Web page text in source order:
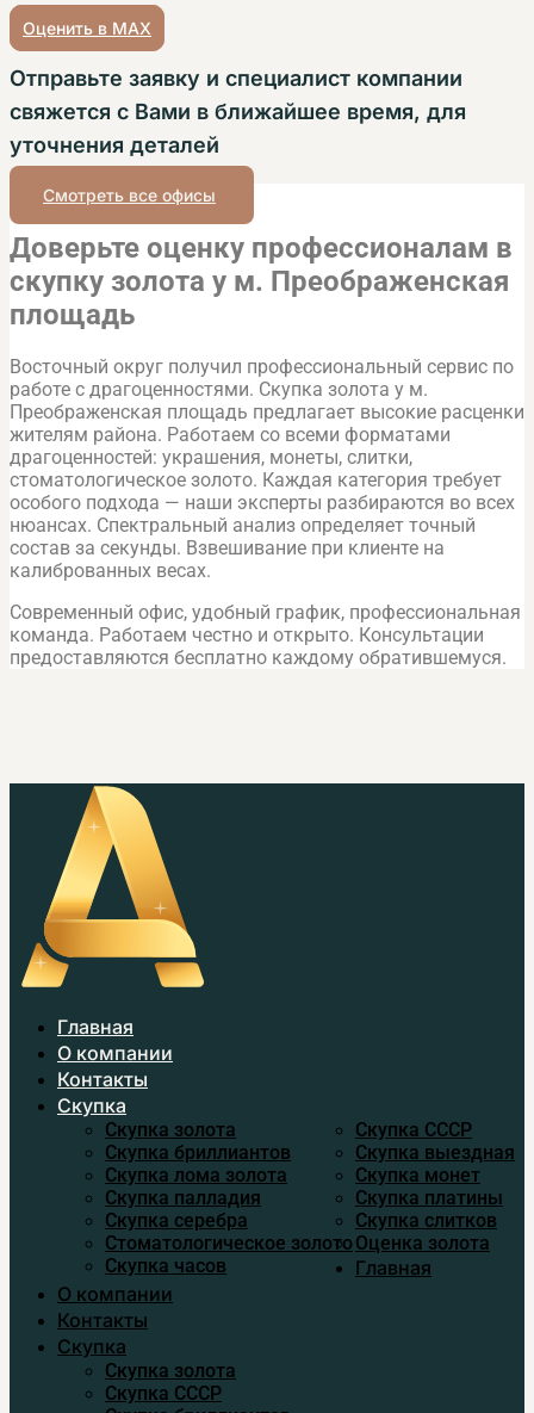
Оценить в MAX
Отправьте заявку и специалист компании
свяжется с Вами в ближайшее время, для
уточнения деталей
Смотреть все офисы
Доверьте оценку профессионалам в
скупку золота у м. Преображенская
площадь
Восточный округ получил профессиональный сервис по
работе с драгоценностями. Скупка золота у м.
Преображенская площадь предлагает высокие расценки
жителям района. Работаем со всеми форматами
драгоценностей: украшения, монеты, слитки,
стоматологическое золото. Каждая категория требует
особого подхода — наши эксперты разбираются во всех
нюансах. Спектральный анализ определяет точный
состав за секунды. Взвешивание при клиенте на
калиброванных весах.
Современный офис, удобный график, профессиональная
команда. Работаем честно и открыто. Консультации
предоставляются бесплатно каждому обратившемуся.
Главная
О компании
Контакты
Скупка
Скупка золота
Скупка CCСР
Скупка бриллиантов
Скупка выездная
Скупка лома золота
Скупка монет
Скупка палладия
Скупка платины
Скупка серебра
Скупка слитков
Стоматологическое золотоОценка золота
Скупка часов
Главная
О компании
Контакты
Скупка
Скупка золота
Скупка CCСР